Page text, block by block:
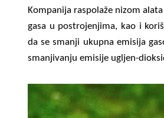
Kompanija raspolaže nizom
gasa u postrojenjima, kao i
da se smanji ukupna emisija
smanjivanju emisije ugljen-